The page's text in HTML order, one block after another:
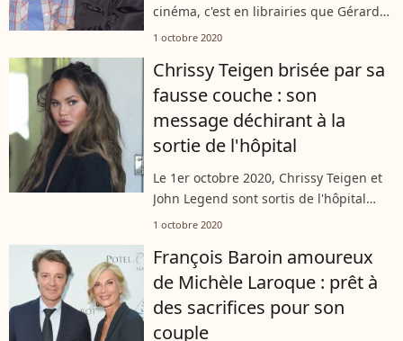
cinéma, c'est en librairies que Gérard
Depardieu fait sa rentrée avec un
en assurant la promotion de son livre,...
1 octobre 2020
Chrissy Teigen brisée par sa
fausse couche : son
message déchirant à la
sortie de l'hôpital
Le 1er octobre 2020, Chrissy Teigen et
John Legend sont sortis de l'hôpital
sans leur troisième enfant. Alitée
souffrait de saignement anormaux au...
1 octobre 2020
François Baroin amoureux
de Michèle Laroque : prêt à
des sacrifices pour son
couple